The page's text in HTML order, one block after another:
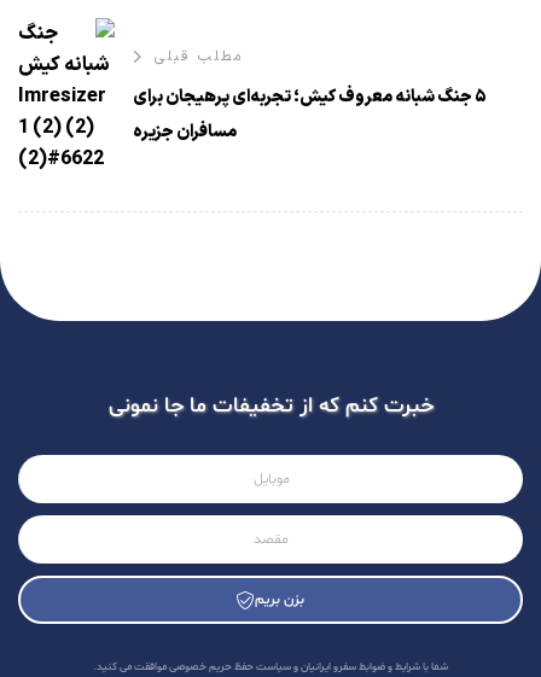
مطلب قبلی
۵ جنگ شبانه معروف کیش؛ تجربه‌ای پرهیجان برای
مسافران جزیره
خبرت کنم که از تخفیفات ما جا نمونی
بزن بریم
شما با شرایط و ضوابط سفرو ایرانیان و سیاست حفظ حریم خصوصی موافقت می کنید.